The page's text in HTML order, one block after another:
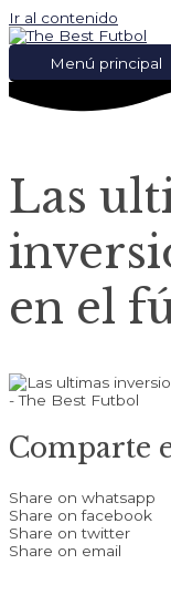
Ir al contenido
Menú principal
Las
en el
Comparte
Share on whatsapp
Share on facebook
Share on twitter
Share on email